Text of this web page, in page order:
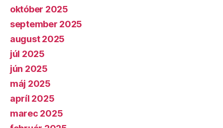
október 2025
september 2025
august 2025
júl 2025
jún 2025
máj 2025
apríl 2025
marec 2025